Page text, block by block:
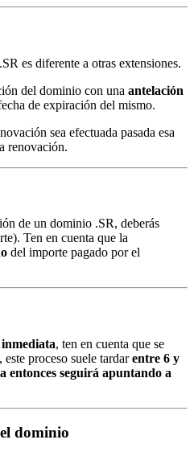
es diferente a otras extensiones.
del dominio con una antelación
de expiración del mismo.
sea efectuada pasada esa
renovación.
de un dominio .SR, deberás
Ten en cuenta que la
del importe pagado por el
inmediata, ten en cuenta que se
proceso suele tardarentre 6 y
entonces seguirá apuntando a
dominio